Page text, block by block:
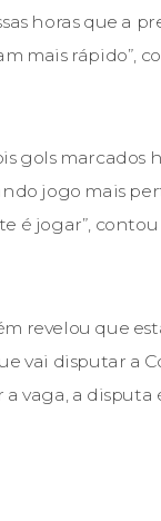
horas que a
mais rápido”,
gols
jogo mais
é jogar”,
revelou que
vai disputar a
vaga, a disputa